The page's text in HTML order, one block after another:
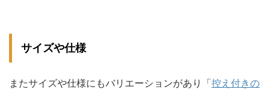
サイズや仕様
またサイズや仕様にもバリエーションがあり「 控え付きの